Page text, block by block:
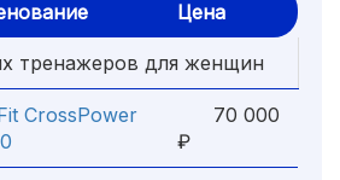
Цена
тренажеров для женщин
CrossPower
70 000
₽